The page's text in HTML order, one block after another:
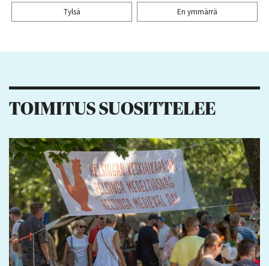
Tylsä En ymmärrä
TOIMITUS SUOSITTELEE